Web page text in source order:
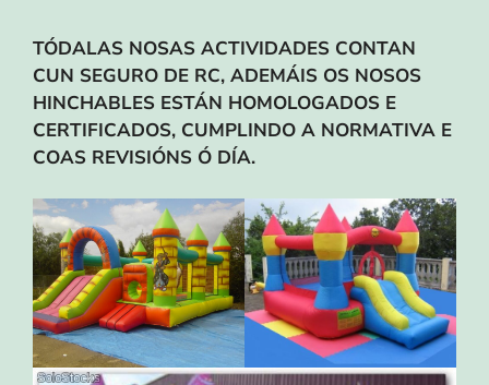
TÓDALAS NOSAS ACTIVIDADES CONTAN
CUN SEGURO DE RC, ADEMÁIS OS NOSOS
HINCHABLES ESTÁN HOMOLOGADOS E
CERTIFICADOS, CUMPLINDO A NORMATIVA E
COAS REVISIÓNS Ó DÍA.